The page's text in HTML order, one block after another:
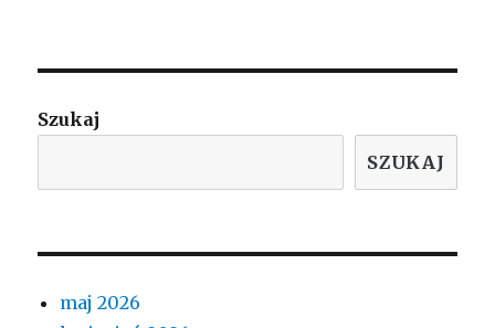
Szukaj
SZUKAJ
maj 2026